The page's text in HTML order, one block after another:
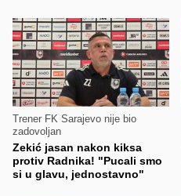
Trener FK Sarajevo nije bio
zadovoljan
Zekić jasan nakon kiksa
protiv Radnika! "Pucali smo
si u glavu, jednostavno"